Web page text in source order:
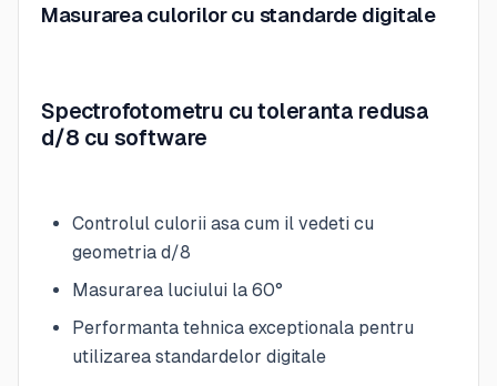
Masurarea culorilor cu standarde digitale
Spectrofotometru cu toleranta redusa
d/8 cu software
Controlul culorii asa cum il vedeti cu
geometria d/8
Masurarea luciului la 60°
Performanta tehnica exceptionala pentru
utilizarea standardelor digitale